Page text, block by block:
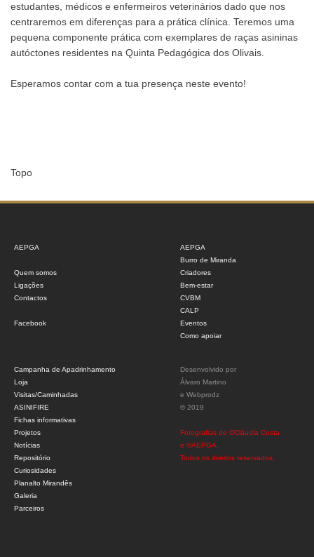
estudantes, médicos e enfermeiros veterinários dado que nos
centraremos em diferenças para a prática clínica. Teremos uma
pequena componente prática com exemplares de raças asininas
autóctones residentes na Quinta Pedagógica dos Olivais.
Esperamos contar com a tua presença neste evento!
Topo
AEPGA
Quem somos
Ligações
Contactos
Facebook
AEPGA
Burro de Miranda
Criadores
Bem-estar
CVBM
CALP
Eventos
Como apoiar
Campanha de Apadrinhamento
Loja
Visitas/Caminhadas
ASINIFIRE
Fichas informativas
Projetos
Notícias
Repositório
Curiosidades
Planalto Mirandês
Galeria
Parceiros
Desenvolvido por
Álvaro Martino
e Webprodz
© 2019
Fotografias de ©Cláudia Costa
e ©AEPGA.
Todos os direitos reservados.